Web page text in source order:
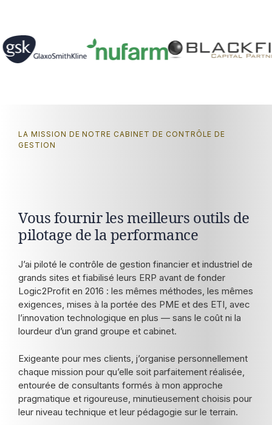
LA MISSION DE NOTRE CABINET DE CONTRÔLE DE
GESTION
Vous fournir les meilleurs outils de
pilotage de la performance
J’ai piloté le contrôle de gestion financier et industriel de
grands sites et fiabilisé leurs ERP avant de fonder
Logic2Profit en 2016 : les mêmes méthodes, les mêmes
exigences, mises à la portée des PME et des ETI, avec
l’innovation technologique en plus — sans le coût ni la
lourdeur d’un grand groupe et cabinet.
Exigeante pour mes clients, j’organise personnellement
chaque mission pour qu’elle soit parfaitement réalisée,
entourée de consultants formés à mon approche
pragmatique et rigoureuse, minutieusement choisis pour
leur niveau technique et leur pédagogie sur le terrain.